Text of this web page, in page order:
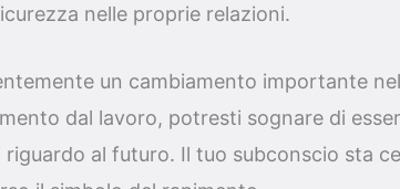
nelle proprie relazioni.
un cambiamento importante
dal lavoro, potresti sognare di
al futuro. Il tuo subconscio sta